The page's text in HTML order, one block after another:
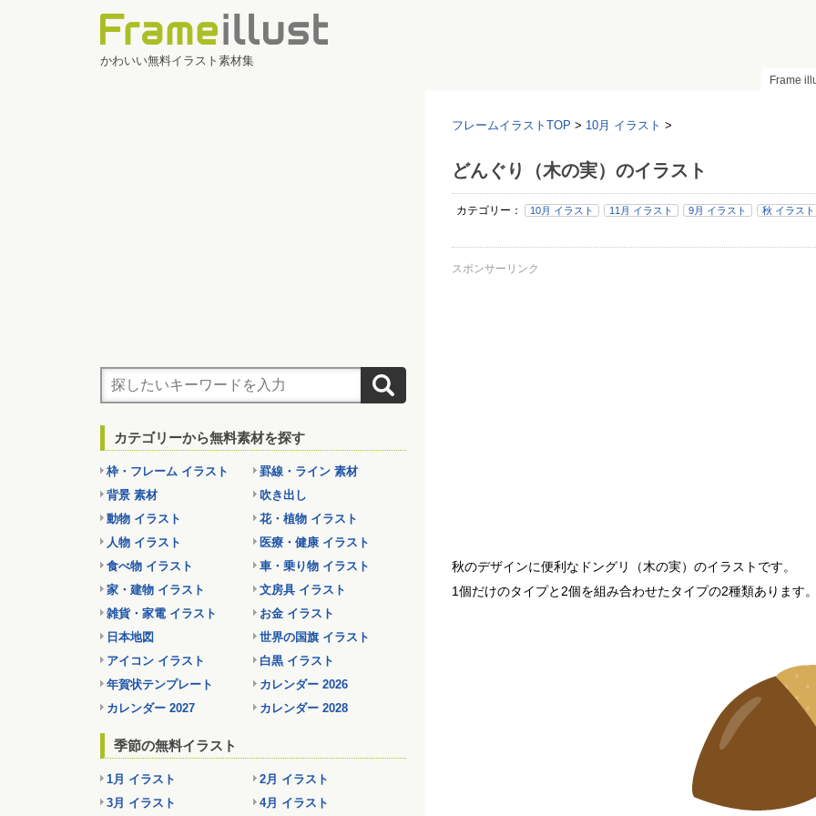
かわいい無料イラスト素材集
Frame
フレームイラストTOP > 10月 イラスト >
どんぐり（木の実）のイラスト
カテゴリー： 10月 イラスト 11月 イラスト 9月 イラスト 秋 イラスト
スポンサーリンク
秋のデザインに便利なドングリ（木の実）のイラストです。
1個だけのタイプと2個を組み合わせたタイプの2種類あります
カテゴリーから無料素材を探す
枠・フレーム イラスト
罫線・ライン 素材
背景 素材
吹き出し
動物 イラスト
花・植物 イラスト
人物 イラスト
医療・健康 イラスト
食べ物 イラスト
車・乗り物 イラスト
家・建物 イラスト
文房具 イラスト
雑貨・家電 イラスト
お金 イラスト
日本地図
世界の国旗 イラスト
アイコン イラスト
白黒 イラスト
年賀状テンプレート
カレンダー 2026
カレンダー 2027
カレンダー 2028
季節の無料イラスト
1月 イラスト
2月 イラスト
3月 イラスト
4月 イラスト